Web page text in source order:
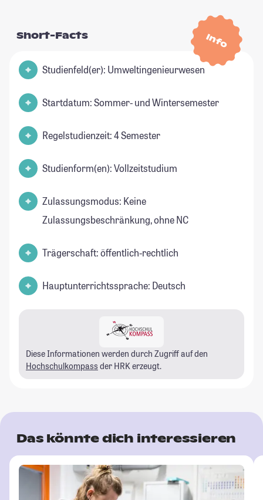
Info
Short-Facts
Studienfeld(er): Umweltingenieurwesen
Startdatum: Sommer- und Wintersemester
Regelstudienzeit: 4 Semester
Studienform(en): Vollzeitstudium
Zulassungsmodus: Keine
Zulassungsbeschränkung, ohne NC
Trägerschaft: öffentlich-rechtlich
Hauptunterrichtssprache: Deutsch
Diese Informationen werden durch Zugriff auf den
Hochschulkompass der HRK erzeugt.
Das könnte dich interessieren